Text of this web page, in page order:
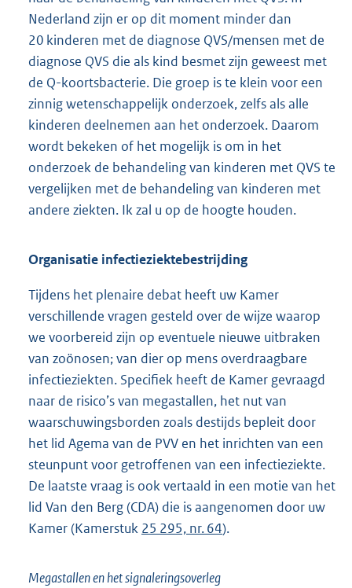
Nederland zijn er op dit moment minder dan
20 kinderen met de diagnose QVS/mensen met de
diagnose QVS die als kind besmet zijn geweest met
de Q-koortsbacterie. Die groep is te klein voor een
zinnig wetenschappelijk onderzoek, zelfs als alle
kinderen deelnemen aan het onderzoek. Daarom
wordt bekeken of het mogelijk is om in het
onderzoek de behandeling van kinderen met QVS te
vergelijken met de behandeling van kinderen met
andere ziekten. Ik zal u op de hoogte houden.
Organisatie infectieziektebestrijding
Tijdens het plenaire debat heeft uw Kamer
verschillende vragen gesteld over de wijze waarop
we voorbereid zijn op eventuele nieuwe uitbraken
van zoönosen; van dier op mens overdraagbare
infectieziekten. Specifiek heeft de Kamer gevraagd
naar de risico’s van megastallen, het nut van
waarschuwingsborden zoals destijds bepleit door
het lid Agema van de PVV en het inrichten van een
steunpunt voor getroffenen van een infectieziekte.
De laatste vraag is ook vertaald in een motie van het
lid Van den Berg (CDA) die is aangenomen door uw
Kamer (Kamerstuk 25 295, nr. 64).
Megastallen en het signaleringsoverleg